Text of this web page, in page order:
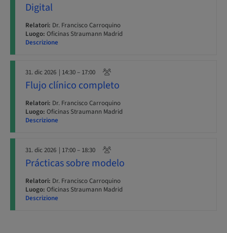
Digital
Relatori: Dr. Francisco Carroquino
Luogo: Oficinas Straumann Madrid
Descrizione
31. dic 2026 | 14:30 – 17:00
Flujo clínico completo
Relatori: Dr. Francisco Carroquino
Luogo: Oficinas Straumann Madrid
Descrizione
31. dic 2026 | 17:00 – 18:30
Prácticas sobre modelo
Relatori: Dr. Francisco Carroquino
Luogo: Oficinas Straumann Madrid
Descrizione